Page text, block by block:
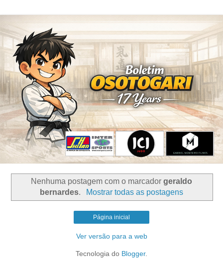
Nenhuma postagem com o marcador geraldo
bernardes. Mostrar todas as postagens
Página inicial
Ver versão para a web
Tecnologia do Blogger.